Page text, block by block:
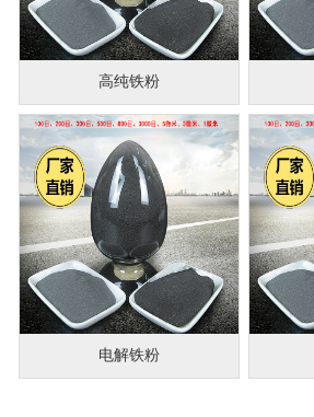
高纯铁粉
电解铁粉